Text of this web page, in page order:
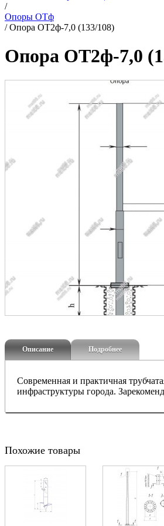
/
Опоры ОТф
/Опора ОТ2ф-7,0 (133/108)
Опора ОТ2ф-7,0
Описание Подробнее
Современная и практичная
инфраструктуры города.
Похожие товары